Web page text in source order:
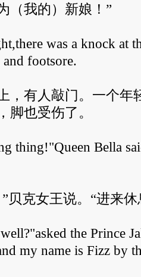
（我的）新娘！”
was a knock at
footsore.
有人敲门。一个年
脚也受伤了。
Bella
克女王说。“进来休
the Prince
my name is Fizz by